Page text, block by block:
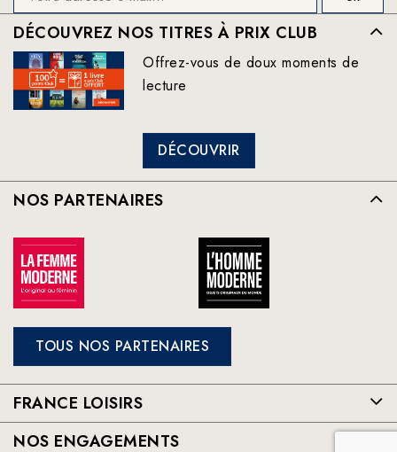
DÉCOUVREZ NOS TITRES À PRIX CLUB
Offrez-vous de doux moments de
lecture
DÉCOUVRIR
NOS PARTENAIRES
TOUS NOS PARTENAIRES
FRANCE LOISIRS
NOS ENGAGEMENTS